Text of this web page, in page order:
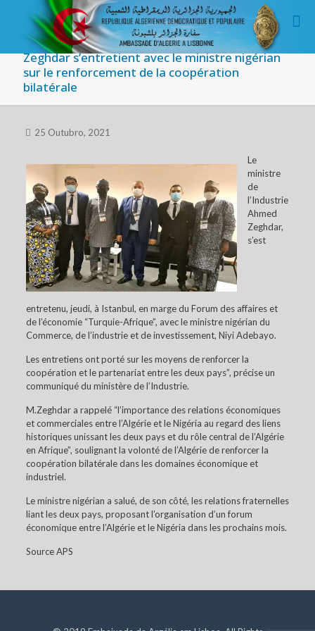
Zeghdar s’entretient avec le ministre nigérian
sur le renforcement de la coopération
bilatérale
25 Outubro, 2021
Le
ministre
de
l’Industrie
Ahmed
Zeghdar,
s’est
entretenu, jeudi, à Istanbul, en marge du Forum des affaires et
de l’économie “Turquie-Afrique”, avec le ministre nigérian du
Commerce, de l’industrie et de investissement, Niyi Adebayo.
Les entretiens ont porté sur les moyens de renforcer la
coopération et le partenariat entre les deux pays”, précise un
communiqué du ministère de l’Industrie.
M.Zeghdar a rappelé “l’importance des relations économiques
et commerciales entre l’Algérie et le Nigéria au regard des liens
historiques unissant les deux pays et du rôle central de l’Algérie
en Afrique”, soulignant la volonté de l’Algérie de renforcer la
coopération bilatérale dans les domaines économique et
industriel.
Le ministre nigérian a salué, de son côté, les relations fraternelles
liant les deux pays, proposant l’organisation d’un forum
économique entre l’Algérie et le Nigéria dans les prochains mois.
Source APS